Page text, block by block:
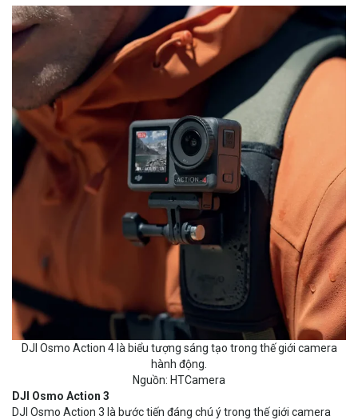
DJI Osmo Action 4 là biểu tượng sáng tạo trong thế giới camera
hành động.
Nguồn: HTCamera
DJI Osmo Action 3
DJI Osmo Action 3 là bước tiến đáng chú ý trong thế giới camera